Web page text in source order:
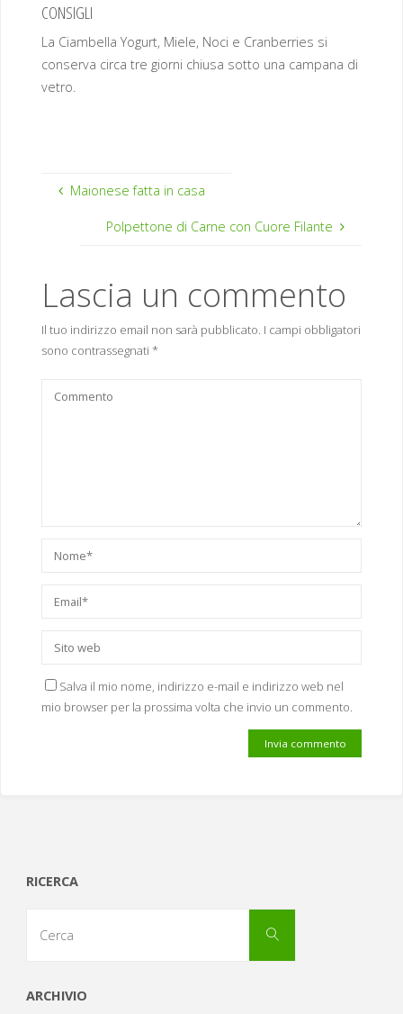
CONSIGLI
La Ciambella Yogurt, Miele, Noci e Cranberries si
conserva circa tre giorni chiusa sotto una campana di
vetro.
Maionese fatta in casa
Polpettone di Carne con Cuore Filante
Lascia un commento
Il tuo indirizzo email non sarà pubblicato. I campi obbligatori
sono contrassegnati *
Salva il mio nome, indirizzo e-mail e indirizzo web nel
mio browser per la prossima volta che invio un commento.
RICERCA
Cerca
ARCHIVIO